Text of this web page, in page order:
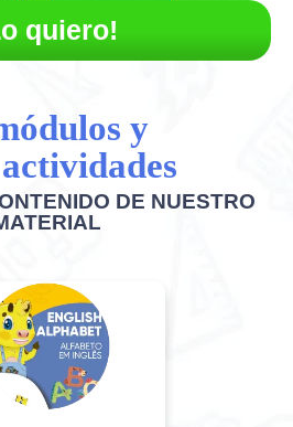
quiero!
y
DE NUESTRO